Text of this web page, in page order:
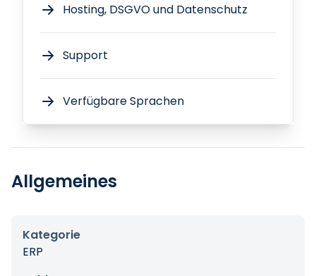
Hosting, DSGVO und Datenschutz
Support
Verfügbare Sprachen
Allgemeines
Kategorie
ERP